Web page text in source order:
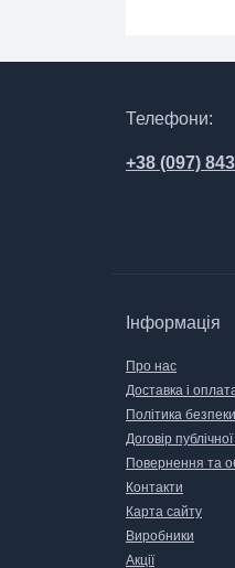
Телефони:
+38 (097)
Інформація
Про нас
Доставка і
Політика безпеки
Договір
Повернення та
Контакти
Карта сайту
Виробники
Акції